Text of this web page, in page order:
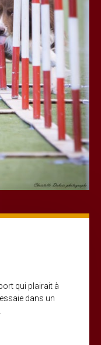
qui plairait à
dans un